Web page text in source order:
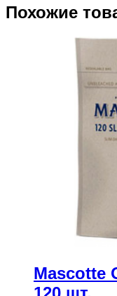
Похожие
Mascotte